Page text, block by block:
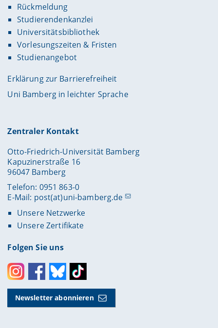
Rückmeldung
Studierendenkanzlei
Universitätsbibliothek
Vorlesungszeiten & Fristen
Studienangebot
Erklärung zur Barrierefreiheit
Uni Bamberg in leichter Sprache
Zentraler Kontakt
Otto-Friedrich-Universität Bamberg
Kapuzinerstraße 16
96047 Bamberg
Telefon: 0951 863-0
E-Mail: post(at)uni-bamberg.de
Unsere Netzwerke
Unsere Zertifikate
Folgen Sie uns
InstagramFacebookBlueskyToktok
Newsletter abonnieren